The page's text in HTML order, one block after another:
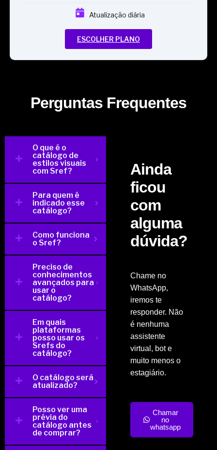
Atualização diária
ESCOLHER PLANO
Perguntas Frequentes
O que é o
catálogo de
estilos visuais
com Sref?
Para quem é
indicado esse
catálogo?
Como funciona
o Sref?
Preciso de
conhecimentos
avançados para
usar o
catálogo?
Em quais
plataformas
posso usar os
Srefs do
catálogo?
O catálogo será
atualizado?
Posso ver uma
prévia do
catálogo antes
de comprar?
Ainda
ficou
com
alguma
dúvida?
Chame no
WhatsApp,
iremos te
responder. Não
é nenhuma
assistente
virtual, bot e
muito menos o
estagiário.
Chamar
no
whatsapp